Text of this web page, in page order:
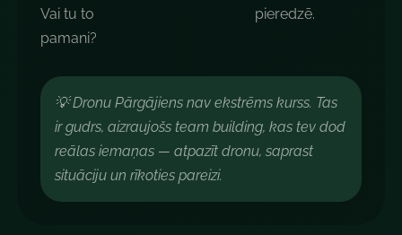
Vai tu to
pamani?
pieredzē.
💡 Dronu Pārgājiens nav ekstrēms kurss. Tas
ir gudrs, aizraujošs team building, kas tev dod
reālas iemaņas — atpazīt dronu, saprast
situāciju un rīkoties pareizi.